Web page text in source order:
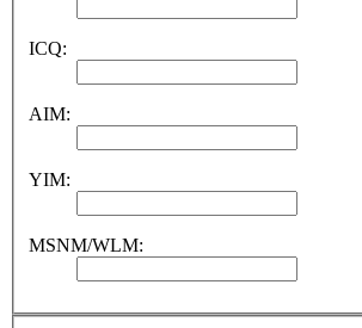
ICQ:
AIM:
YIM:
MSNM/WLM: